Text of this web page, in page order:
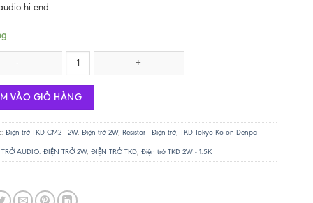
hi-end.
2W - 220K số lượng
VÀO GIỎ HÀNG
Điện trở TKD CM2 - 2W, Điện trở 2W, Resistor - Điện trở, TKD Tokyo Ko-on Denpa
AUDIO. ĐIỆN TRỞ 2W, ĐIỆN TRỞ TKD, Điện trở TKD 2W - 1.5K